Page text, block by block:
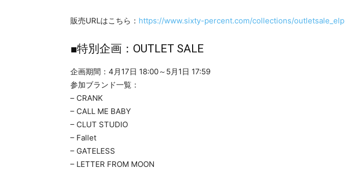
販売URLはこちら： https://www.sixty-percent.com/collections/outletsale_elp
■特別企画：OUTLET SALE
企画期間：4月17日 18:00～5月1日 17:59
参加ブランド一覧：
– CRANK
– CALL ME BABY
– CLUT STUDIO
– Fallet
– GATELESS
– LETTER FROM MOON